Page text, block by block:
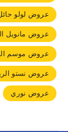
عروض لولو
عروض مانويل
عروض موسم
عروض نستو
عروض نوري